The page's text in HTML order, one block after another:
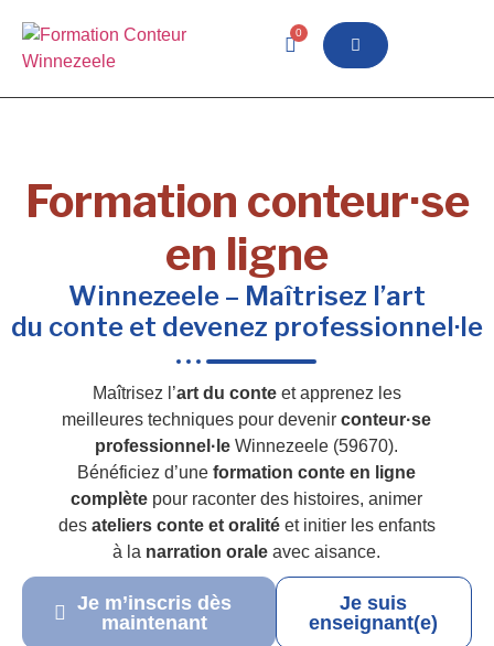
0
Formation conteur·se
en ligne
Winnezeele – Maîtrisez l’art
du conte et devenez professionnel·le
Maîtrisez l’art du conteet apprenez les
meilleures techniques pour devenirconteur·se
professionnel·le Winnezeele (59670).
Bénéficiez d’uneformation conte en ligne
complète pour raconter des histoires, animer
des ateliers conte et oralitéet initier les enfants
à la narration orale avec aisance.
Je m’inscris dès
maintenant
Je suis
enseignant(e)